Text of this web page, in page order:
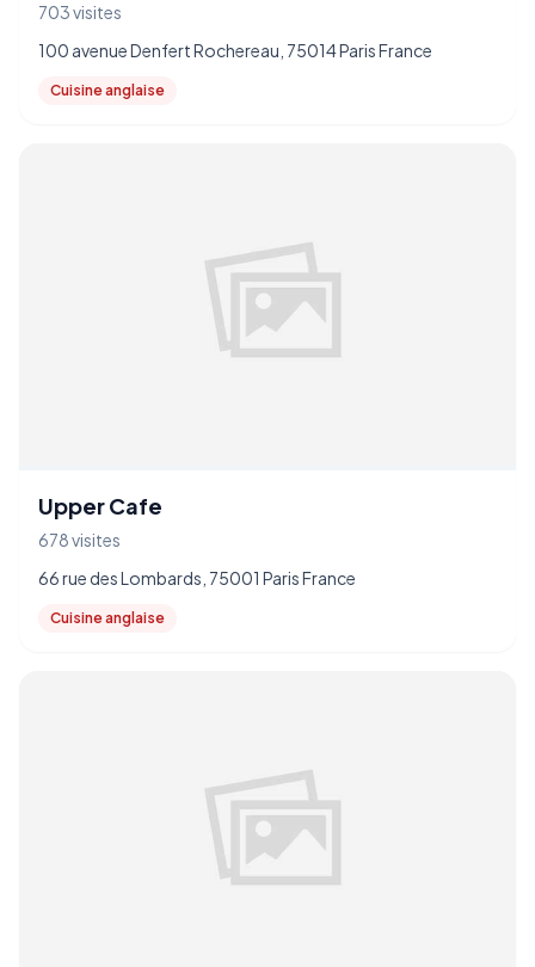
703 visites
100 avenue Denfert Rochereau, 75014 Paris France
Cuisine anglaise
Upper Cafe
678 visites
66 rue des Lombards, 75001 Paris France
Cuisine anglaise